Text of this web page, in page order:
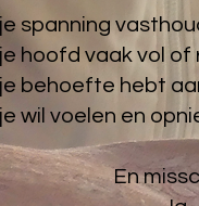
je spanning
je hoofd vaak vol of
je behoefte hebt
je wil voelen en
En